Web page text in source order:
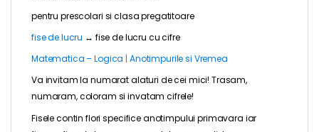
pentru prescolari si clasa pregatitoare
fise de lucru ↔ fise de lucru cu cifre
Matematica – Logica | Anotimpurile si Vremea
Va invitam la numarat alaturi de cei mici! Trasam,
numaram, coloram si invatam cifrele!
Fisele contin flori specifice anotimpului primavara iar